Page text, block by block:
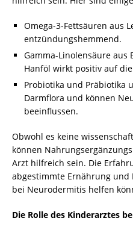
Omega-3-Fettsäuren aus
entzündungshemmend.
Gamma-Linolensäure aus
Hanföl wirkt positiv auf
Probiotika und Präbiotika
Darmflora und können
beeinflussen.
Obwohl es keine
können
Arzt hilfreich sein. Die
abgestimmte Ernährung
bei Neurodermitis helfen
Die Rolle des Kinderarztes